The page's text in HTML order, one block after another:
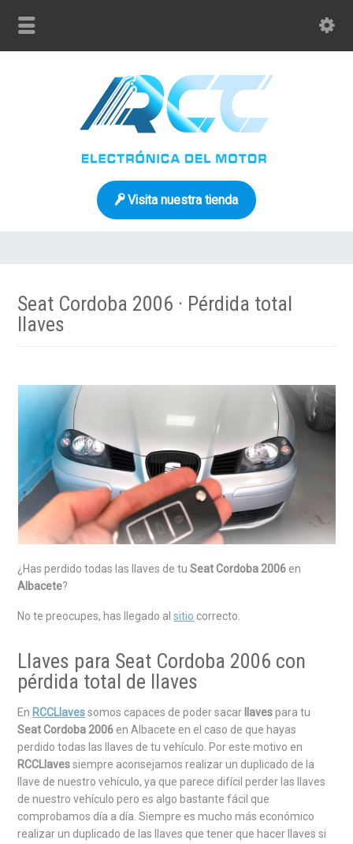
Visita nuestra tienda
Seat Cordoba 2006 · Pérdida total
llaves
¿Has perdido todas las llaves de tuSeat Cordoba 2006 en
Albacete?
No te preocupes, has llegado alsitio correcto.
Llaves para Seat Cordoba 2006 con
pérdida total de llaves
En RCCLlavessomos capaces de poder sacar llavespara tu
Seat Cordoba 2006 en Albacete en el caso de que hayas
perdido todas las llaves de tu vehículo. Por este motivo en
RCCLlavessiempre aconsejamos realizar un duplicado de la
llave de nuestro vehículo, ya que parece difícil perder las llaves
de nuestro vehículo pero es algo bastante fácil que
comprobamos día a día. Siempre es mucho más económico
realizar un duplicado de las llaves que tener que hacer llaves si